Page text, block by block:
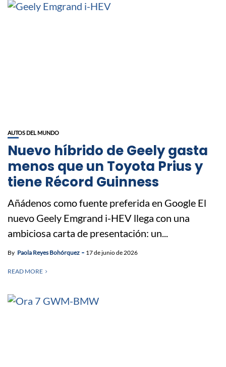
AUTOS DEL MUNDO
Nuevo híbrido de Geely gasta
menos que un Toyota Prius y
tiene Récord Guinness
Añádenos como fuente preferida en Google El
nuevo Geely Emgrand i-HEV llega con una
ambiciosa carta de presentación: un...
By Paola Reyes Bohórquez 17 de junio de 2026
READ MORE